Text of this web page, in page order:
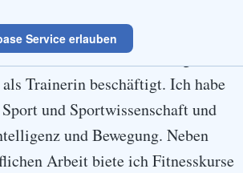
Service erlauben
Seit 16 Jahren findet man mich
und fast ebenso lange bin
Trainerin beschäftigt. Ich habe
und Sportwissenschaft und
und Bewegung. Neben
Arbeit biete ich Fitnesskurse